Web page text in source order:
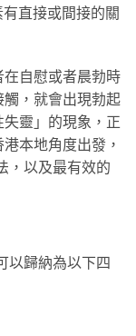
直接或間接的關
自慰或者晨勃時
，就會出現勃起
靈」的現象，正
本地角度出發，
，以及最有效的
以歸納為以下四